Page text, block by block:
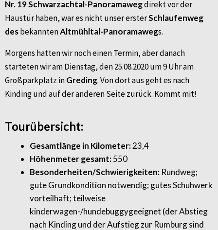
Nr. 19 Schwarzachtal-Panoramawegdirekt vor der
Haustür haben, war es nicht unser ersterSchlaufenweg
desbekanntenAltmühltal-Panoramawegs.
Morgens hatten wir noch einen Termin, aber danach
starteten wir am Dienstag, den 25.08.2020 um 9 Uhr am
Großparkplatz inGreding. Von dort aus geht es nach
Kinding und auf der anderen Seite zurück. Kommt mit!
Tourübersicht:
Gesamtlänge in Kilometer:23,4
Höhenmeter gesamt:550
Besonderheiten/Schwierigkeiten: Rundweg;
gute Grundkondition notwendig; gutes Schuhwerk
vorteilhaft; teilweise
kinderwagen-/hundebuggygeeignet (der Abstieg
nach Kinding und der Aufstieg zur Rumburg sind